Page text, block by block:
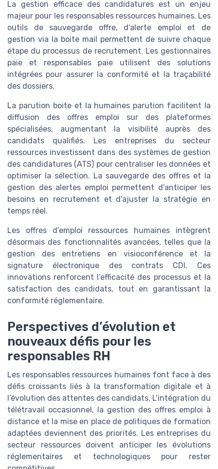
La gestion efficace des candidatures est un enjeu
majeur pour les responsables ressources humaines. Les
outils de sauvegarde offre, d’alerte emploi et de
gestion via la boite mail permettent de suivre chaque
étape du processus de recrutement. Les gestionnaires
paie et responsables paie utilisent des solutions
intégrées pour assurer la conformité et la traçabilité
des dossiers.
La parution boite et la humaines parution facilitent la
diffusion des offres emploi sur des plateformes
spécialisées, augmentant la visibilité auprès des
candidats qualifiés. Les entreprises du secteur
ressources investissent dans des systèmes de gestion
des candidatures (ATS) pour centraliser les données et
optimiser la sélection. La sauvegarde des offres et la
gestion des alertes emploi permettent d’anticiper les
besoins en recrutement et d’ajuster la stratégie en
temps réel.
Les offres d’emploi ressources humaines intègrent
désormais des fonctionnalités avancées, telles que la
gestion des entretiens en visioconférence et la
signature électronique des contrats CDI. Ces
innovations renforcent l’efficacité des processus et la
satisfaction des candidats, tout en garantissant la
conformité réglementaire.
Perspectives d’évolution et
nouveaux défis pour les
responsables RH
Les responsables ressources humaines font face à des
défis croissants liés à la transformation digitale et à
l’évolution des attentes des candidats. L’intégration du
télétravail occasionnel, la gestion des offres emploi à
distance et la mise en place de politiques de formation
adaptées deviennent des priorités. Les entreprises du
secteur ressources doivent anticiper les évolutions
réglementaires et technologiques pour rester